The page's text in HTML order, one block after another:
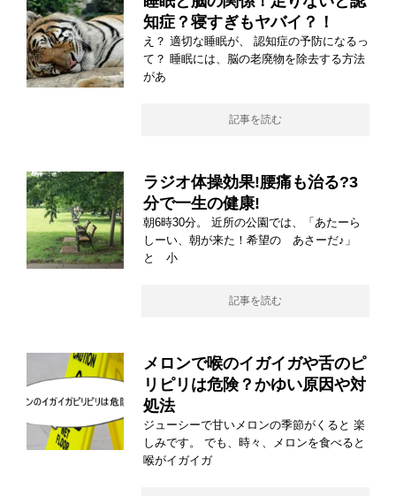
知症？寝すぎもヤバイ？！
え？ 適切な睡眠が、 認知症の予防になるっ
て？ 睡眠には、脳の老廃物を除去する方法
があ
記事を読む
ラジオ体操効果!腰痛も治る?3
分で一生の健康!
朝6時30分。 近所の公園では、「あたーら
しーい、朝が来た！希望の あさーだ♪」
と 小
記事を読む
メロンで喉のイガイガや舌のピ
リピリは危険？かゆい原因や対
処法
ジューシーで甘いメロンの季節がくると 楽
しみです。 でも、時々、メロンを食べると
喉がイガイガ